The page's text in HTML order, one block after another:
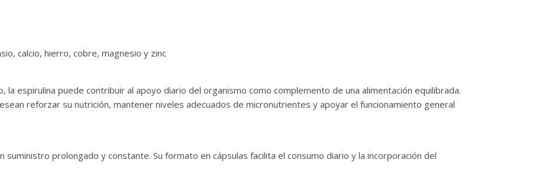
calcio, hierro, cobre, magnesio y zinc
la espirulina puede contribuir al apoyo diario del organismo como complemento de una alimentación equilibrada.
reforzar su nutrición, mantener niveles adecuados de micronutrientes y apoyar el funcionamiento general
suministro prolongado y constante. Su formato en cápsulas facilita el consumo diario y la incorporación del